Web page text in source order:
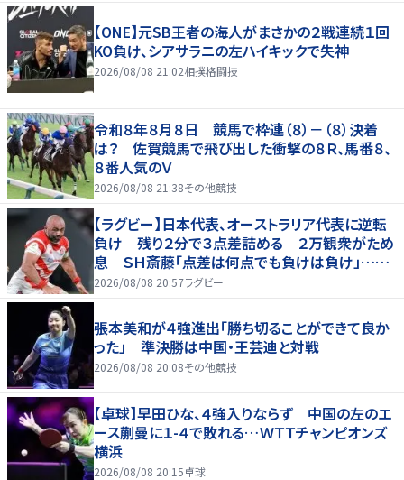
【ONE】元SB王者の海人がまさかの２戦連続１回
KO負け、シアサラニの左ハイキックで失神
2026/08/08 21:02相撲格闘技
令和８年８月８日 競馬で枠連（８）－（８）決着
は？ 佐賀競馬で飛び出した衝撃の８Ｒ、馬番８、
８番人気のＶ
2026/08/08 21:38その他競技
【ラグビー】日本代表、オーストラリア代表に逆転
負け 残り２分で３点差詰める ２万観衆がため
息 ＳＨ斎藤「点差は何点でも負けは負け」…前
半にＳＯ伊藤龍が先制トライ、３２ー３５で惜敗
2026/08/08 20:57ラグビー
張本美和が４強進出「勝ち切ることができて良か
った」 準決勝は中国・王芸迪と対戦
2026/08/08 20:08その他競技
【卓球】早田ひな、４強入りならず 中国の左のエ
ース蒯曼に１-４で敗れる…ＷＴＴチャンピオンズ
横浜
2026/08/08 20:15卓球